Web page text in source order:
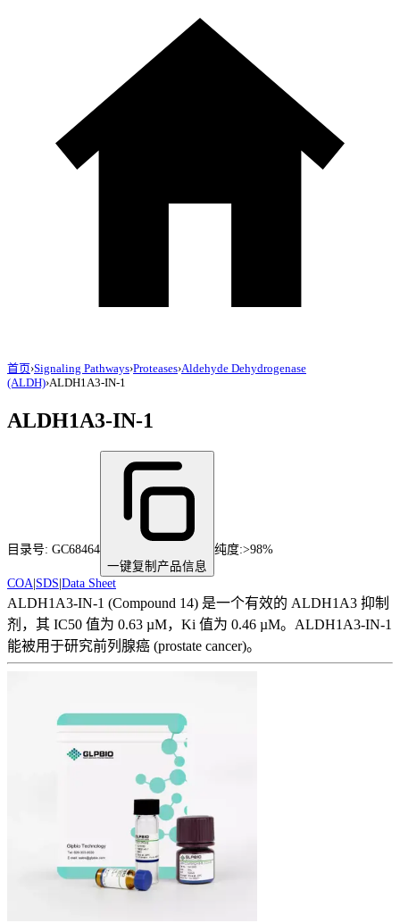
首页›Signaling Pathways›Proteases›Aldehyde Dehydrogenase
(ALDH)›ALDH1A3-IN-1
ALDH1A3-IN-1
目录号: GC68464
一键复制产品信息
纯度:>98%
COA SDS Data Sheet
ALDH1A3-IN-1 (Compound 14) 是一个有效的 ALDH1A3 抑制
剂，其 IC50 值为 0.63 µM，Ki 值为 0.46 µM。ALDH1A3-IN-1
能被用于研究前列腺癌 (prostate cancer)。